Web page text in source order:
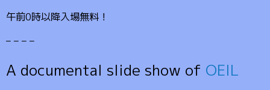
午前0時以降入場無料！
– – – –
A documental slide show of OEIL